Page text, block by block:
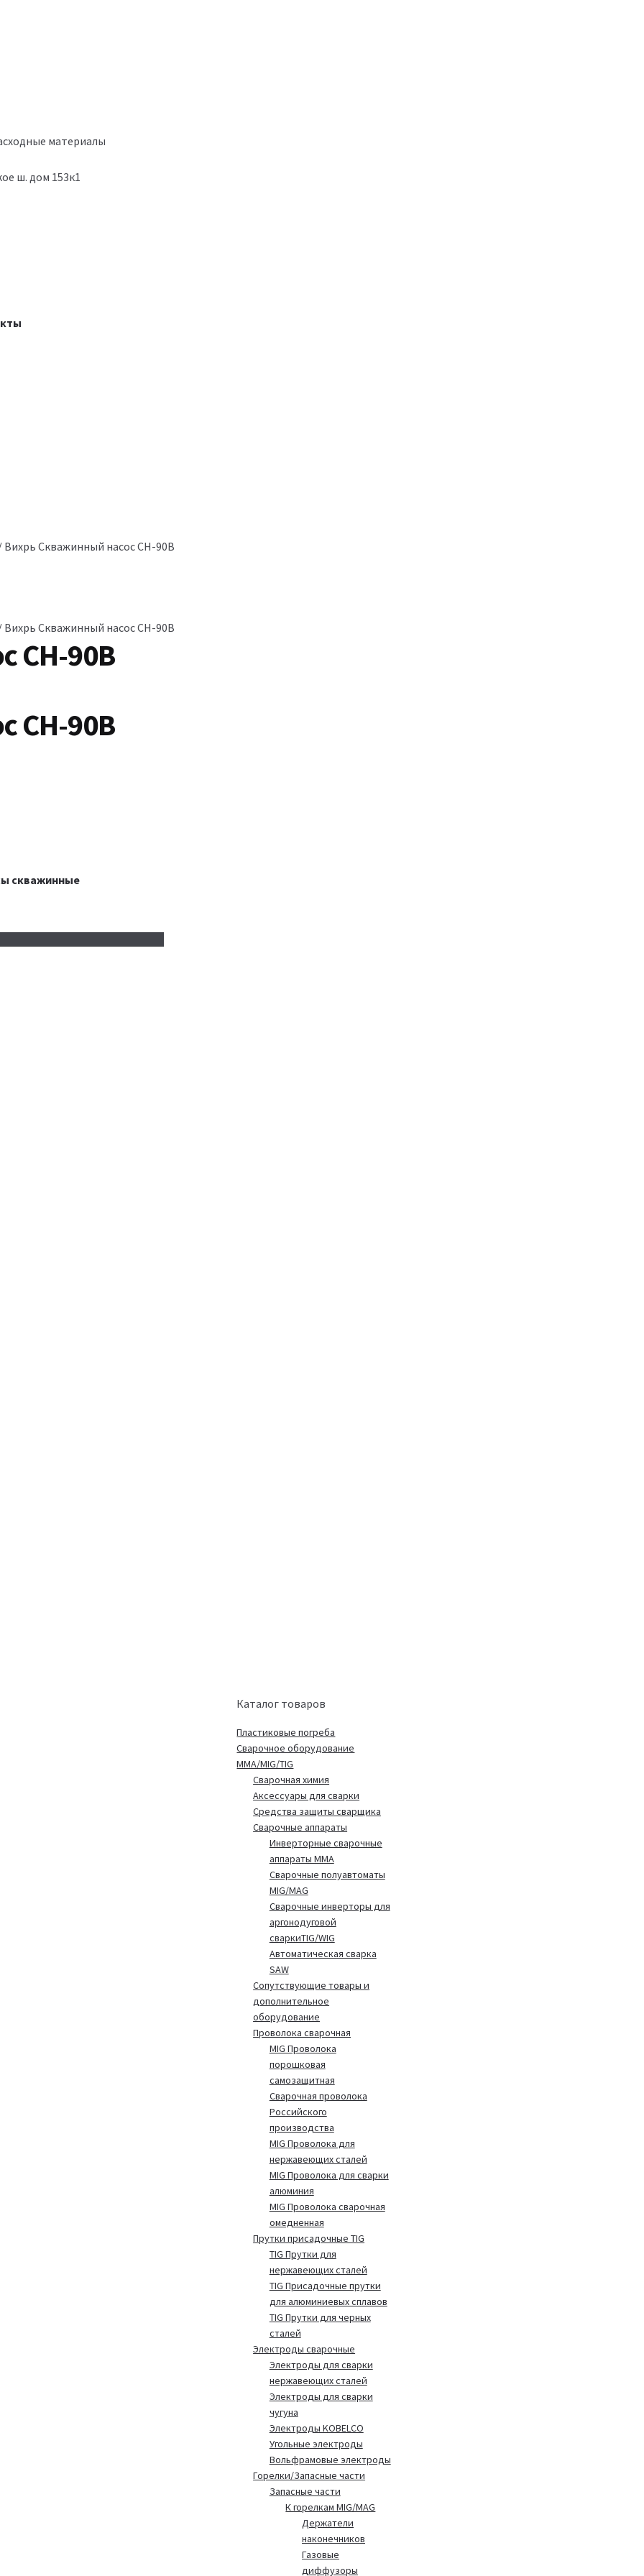
материалы
ш. дом 153к1
Вихрь Скважинный насос СН-90B
Вихрь Скважинный насос СН-90B
СН-90B
СН-90B
скважинные
Каталог товаров
Пластиковые погреба
Сварочное оборудование
MMA/MIG/TIG
Сварочная химия
Аксессуары для сварки
Средства защиты сварщика
Сварочные аппараты
Инверторные сварочные
аппараты MMA
Сварочные полуавтоматы
MIG/MAG
Сварочные инверторы для
аргонодуговой
сваркиTIG/WIG
Автоматическая сварка
SAW
Сопутствующие товары и
дополнительное
оборудование
Проволока сварочная
MIG Проволока
порошковая
самозащитная
Сварочная проволока
Российского
производства
MIG Проволока для
нержавеющих сталей
MIG Проволока для сварки
алюминия
MIG Проволока сварочная
омедненная
Прутки присадочные TIG
TIG Прутки для
нержавеющих сталей
TIG Присадочные прутки
для алюминиевых сплавов
TIG Прутки для черных
сталей
Электроды сварочные
Электроды для сварки
нержавеющих сталей
Электроды для сварки
чугуна
Электроды KOBELCO
Угольные электроды
Вольфрамовые электроды
Горелки/Запасные части
Запасные части
К горелкам MIG/MAG
Держатели
наконечников
Газовые
диффузоры